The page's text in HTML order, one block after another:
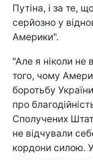
Путіна, і за те,
серйозно у
Америки".
"Але я ніколи
того, чому
боротьбу
про
Сполучених
не відчували
кордони силою.